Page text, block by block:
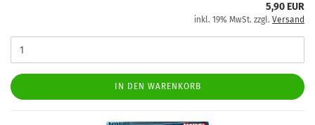
5,90 EUR
inkl. 19% MwSt. zzgl. Versand
IN DEN WARENKORB